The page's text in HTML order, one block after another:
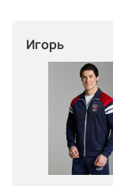
Игорь